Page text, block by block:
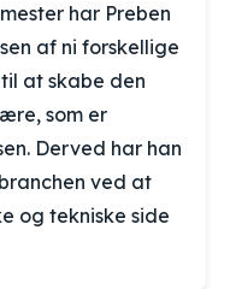
har Preben
af ni forskellige
at skabe den
som er
Derved har han
ved at
og tekniske side